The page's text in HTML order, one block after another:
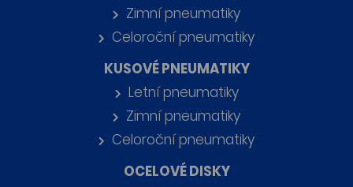
Zimní pneumatiky
Celoroční pneumatiky
KUSOVÉ PNEUMATIKY
Letní pneumatiky
Zimní pneumatiky
Celoroční pneumatiky
OCELOVÉ DISKY